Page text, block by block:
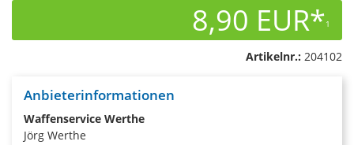
8,90 EUR*1
Artikelnr.: 204102
Anbieterinformationen
Waffenservice Werthe
Jörg Werthe